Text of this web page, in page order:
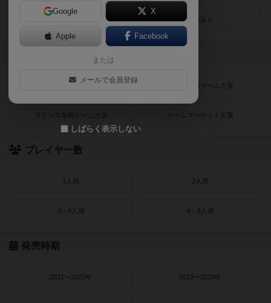
画像あり
ドイツゲーム大賞 ドイツ年間ゲーム大賞
フランス年間ゲーム大賞 ゲームマーケット大賞
プレイヤー数
1人用 2人用
3～4人用 4～8人用
発売時期
2021〜2022年 2019〜2020年
Google X
Apple Facebook
または
メールで会員登録
しばらく表示しない